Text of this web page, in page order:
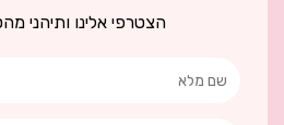
הצטרפי אלינו ותיהני